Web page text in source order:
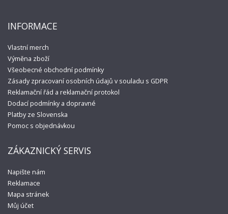
INFORMACE
Vlastní merch
Výměna zboží
Všeobecné obchodní podmínky
Zásady zpracovaní osobních údajů v souladu s GDPR
Reklamační řád a reklamační protokol
Dodací podmínky a dopravné
Platby ze Slovenska
Pomoc s objednávkou
ZÁKAZNICKÝ SERVIS
Napište nám
Reklamace
Mapa stránek
Můj účet